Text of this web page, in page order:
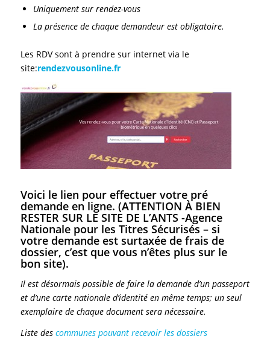
Uniquement sur rendez-vous
La présence de chaque demandeur est obligatoire.
Les RDV sont à prendre sur internet via le
site:rendezvousonline.fr
Voici le lien pour effectuer votre pré
demande en ligne. (ATTENTION À BIEN
RESTER SUR LE SITE DE L’ANTS -Agence
Nationale pour les Titres Sécurisés – si
votre demande est surtaxée de frais de
dossier, c’est que vous n’êtes plus sur le
bon site).
Il est désormais possible de faire la demande d’un passeport
et d’une carte nationale d’identité en même temps; un seul
exemplaire de chaque document sera nécessaire.
Liste des communes pouvant recevoir les dossiers